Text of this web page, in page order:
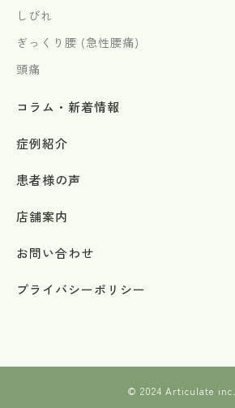
しびれ
ぎっくり腰 (急性腰痛)
頭痛
コラム・新着情報
症例紹介
患者様の声
店舗案内
お問い合わせ
プライバシーポリシー
©︎ 2024 Articulate inc.